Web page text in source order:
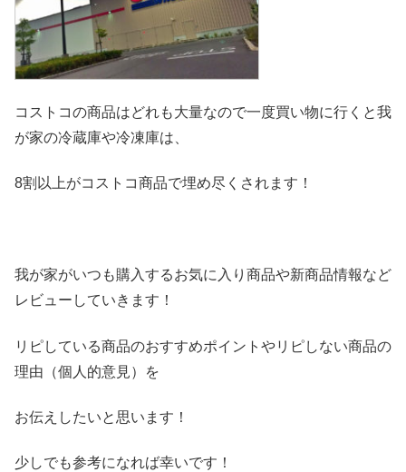
コストコの商品はどれも大量なので一度買い物に行くと我
が家の冷蔵庫や冷凍庫は、
8割以上がコストコ商品で埋め尽くされます！
我が家がいつも購入するお気に入り商品や新商品情報など
レビ ューしていきます！
リピしている商品のおすすめポイントやリピしない商品の
理由（個人的意見）を
お伝えしたいと思います！
少しでも参考になれば幸いです！